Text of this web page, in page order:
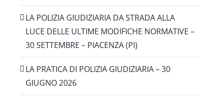
LA POLIZIA GIUDIZIARIA DA STRADA ALLA
LUCE DELLE ULTIME MODIFICHE NORMATIVE –
30 SETTEMBRE – PIACENZA (PI)
LA PRATICA DI POLIZIA GIUDIZIARIA – 30
GIUGNO 2026